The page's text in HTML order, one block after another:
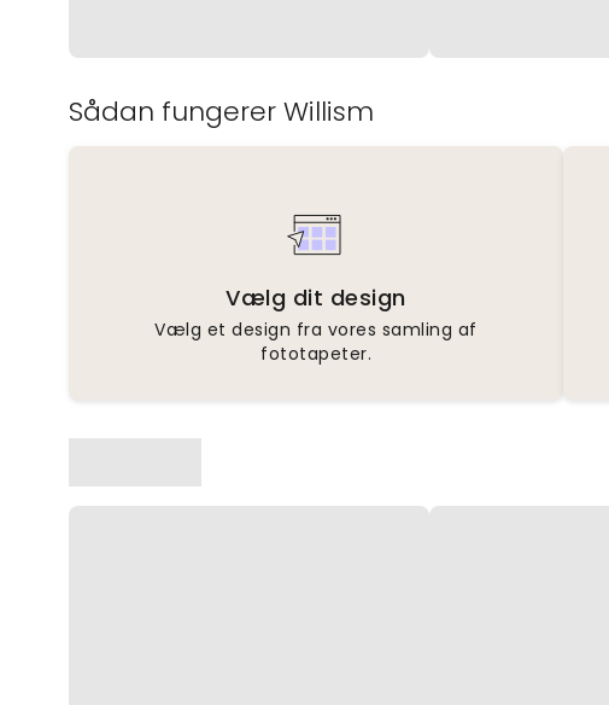
Sådan fungerer Willism
Vælg dit design
Vælg et design fra vores samling af
fototapeter.